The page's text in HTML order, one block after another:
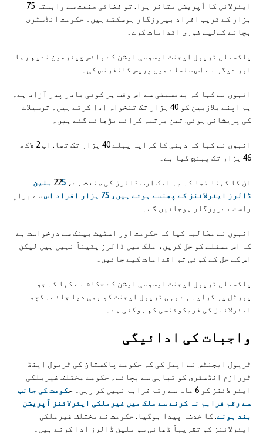
ایئرلائن کا آپریشن متاثر ہوا. تو فضائی صنعت سے وابستہ 75
ہزار کے قریب افراد بیروزگار ہوسکتے ہیں۔ حکومت انڈسٹری
بچانے کےلیے فوری اقدامات کرے۔
پاکستان ٹریول ایجنٹ ایسوسی ایشن کے وائس چیئرمین ندیم رضا
اور دیگر نے اس سلسلے میں پریس کانفرنس کی۔
انہوں نے کہا کہ بدقسمتی سے اس وقت ہر کوئی مادر پدر آزاد ہے۔
ہم اپنے ملازمین کو 40 ہزار تک تنخواہ ادا کرتے ہیں۔ ترسیلات
کی پریشانی ہوئی. تین مرتبہ کرائے بڑھائے گئے ہیں۔
انہوں نے کہا کہ دبئی کا کرایہ پہلے 40 ہزار تک تھا. اب 2 لاکھ
46 ہزار تک پہنچ گیا ہے۔
ان کا کہنا تھا کہ یہ ایک ارب ڈالرز کی صنعت ہے، 22
5 ملین
ڈالرز ایئرلائنز کے پھنسے ہوئے ہیں، 75 ہزار افراد اس
سے براہِ
راست بےروزگار ہوجائیں گے۔
انہوں نے مطالبہ کیا کہ حکومت اور اسٹیٹ بینک سے درخواست ہے
کہ اس مسئلے کو حل کریں، ملک میں ڈالرز یقیناً نہیں ہیں لیکن
اس کے حل کے کوئی تو اقدامات کیے جائیں۔
پاکستان ٹریول ایجنٹ ایسوسی ایشن کے حکام نے کہا کہ جو
پورٹل پر کرایہ ہے وہی ٹریول ایجنٹ کو بھی دیا جائے۔ کچھ
ایئرلائنز کی فریکوئنسی کم ہوگئی ہے۔
واجبات کی ادائيگی
ٹریول ایجنٹس نے اپیل کی کہ حکومت پاکستان کی ٹریول اینڈ
ٹورازم انڈسٹری کو تباہی سے بچائے۔ حکومت مختلف غیرملکی
ایئر لائنز کو 6 ماہ سے رقم فراہم نہیں کر رہی۔ ح
کومت کی جانب
سے رقم فراہم نہ کرنے سے ملک میں غیرملکی ایئرلائنز آپریشن
بند ہونے . کا خدشہ پیدا ہوگیا. حکومت نے مختلف غیرملکی
ایئرلائنز کو تقریباً ڈھائی سو ملین ڈالرز ادا کرنے ہیں۔